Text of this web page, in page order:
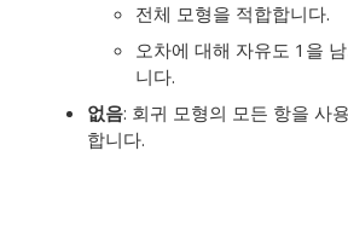
전체 모형을 적합합니다.
오차에 대해 자유도 1을
니다.
없음: 회귀 모형의 모든 항을 사
합니다.